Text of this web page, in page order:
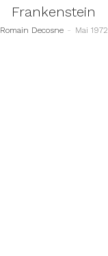
Frankenstein
Romain Decosne - Mai 1972